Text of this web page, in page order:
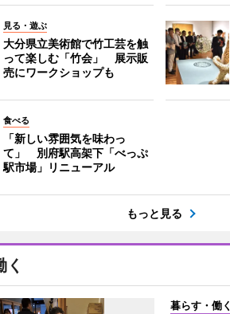
見る・遊ぶ
大分県立美術館で竹工芸を触
って楽しむ「竹会」 展示販
売にワークショップも
食べる
「新しい雰囲気を味わっ
て」 別府駅高架下「べっぷ
駅市場」リニューアル
もっと見る
暮らす・働く